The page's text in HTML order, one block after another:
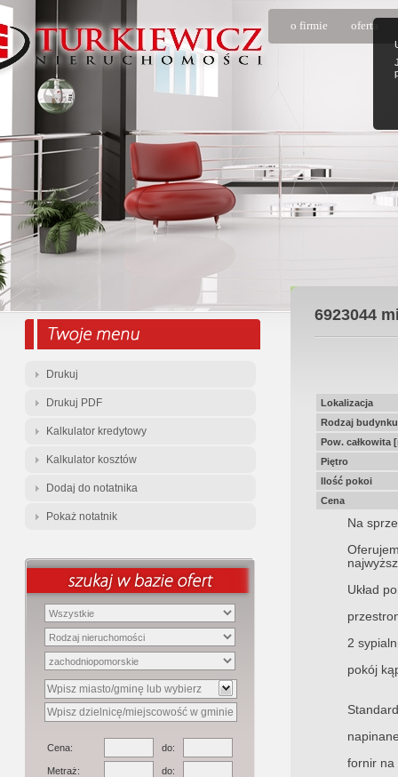
o firmie oferta
Drukuj
Drukuj PDF
Kalkulator kredytowy
Kalkulator kosztów
Dodaj do notatnika
Pokaż notatnik
Cena: do:
Metraż: do:
6923044
Lokalizacja
Rodzaj budynku
Pow. całkowita
Piętro
Ilość pokoi
Cena
Na
Układ
2
pokój
fornir na